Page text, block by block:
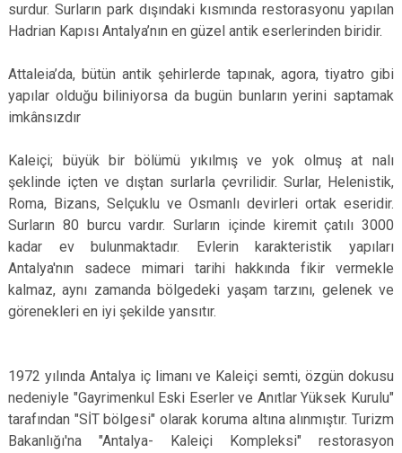
surdur. Surların park dışındaki kısmında restorasyonu yapılan
Hadrian Kapısı Antalya’nın en güzel antik eserlerinden biridir.
Attaleia’da, bütün antik şehirlerde tapınak, agora, tiyatro gibi
yapılar olduğu biliniyorsa da bugün bunların yerini saptamak
imkânsızdır
Kaleiçi; büyük bir bölümü yıkılmış ve yok olmuş at nalı
şeklinde içten ve dıştan surlarla çevrilidir. Surlar, Helenistik,
Roma, Bizans, Selçuklu ve Osmanlı devirleri ortak eseridir.
Surların 80 burcu vardır. Surların içinde kiremit çatılı 3000
kadar ev bulunmaktadır. Evlerin karakteristik yapıları
Antalya'nın sadece mimari tarihi hakkında fikir vermekle
kalmaz, aynı zamanda bölgedeki yaşam tarzını, gelenek ve
görenekleri en iyi şekilde yansıtır.
1972 yılında Antalya iç limanı ve Kaleiçi semti, özgün dokusu
nedeniyle "Gayrimenkul Eski Eserler ve Anıtlar Yüksek Kurulu"
tarafından "SİT bölgesi" olarak koruma altına alınmıştır. Turizm
Bakanlığı'na "Antalya- Kaleiçi Kompleksi" restorasyon